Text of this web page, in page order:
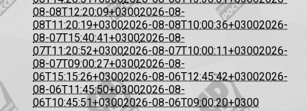
08-08T12:20:09+03002026-08-
08T11:20:19+03002026-08-08T10:00:36+03002026-
08-07T15:40:41+03002026-08-
07T11:20:52+03002026-08-07T10:00:11+03002026-
08-07T09:00:27+03002026-08-
06T15:15:26+03002026-08-06T12:45:42+03002026-
08-06T11:45:50+03002026-08-
06T10:45:51+03002026-08-06T09:00:20+0300